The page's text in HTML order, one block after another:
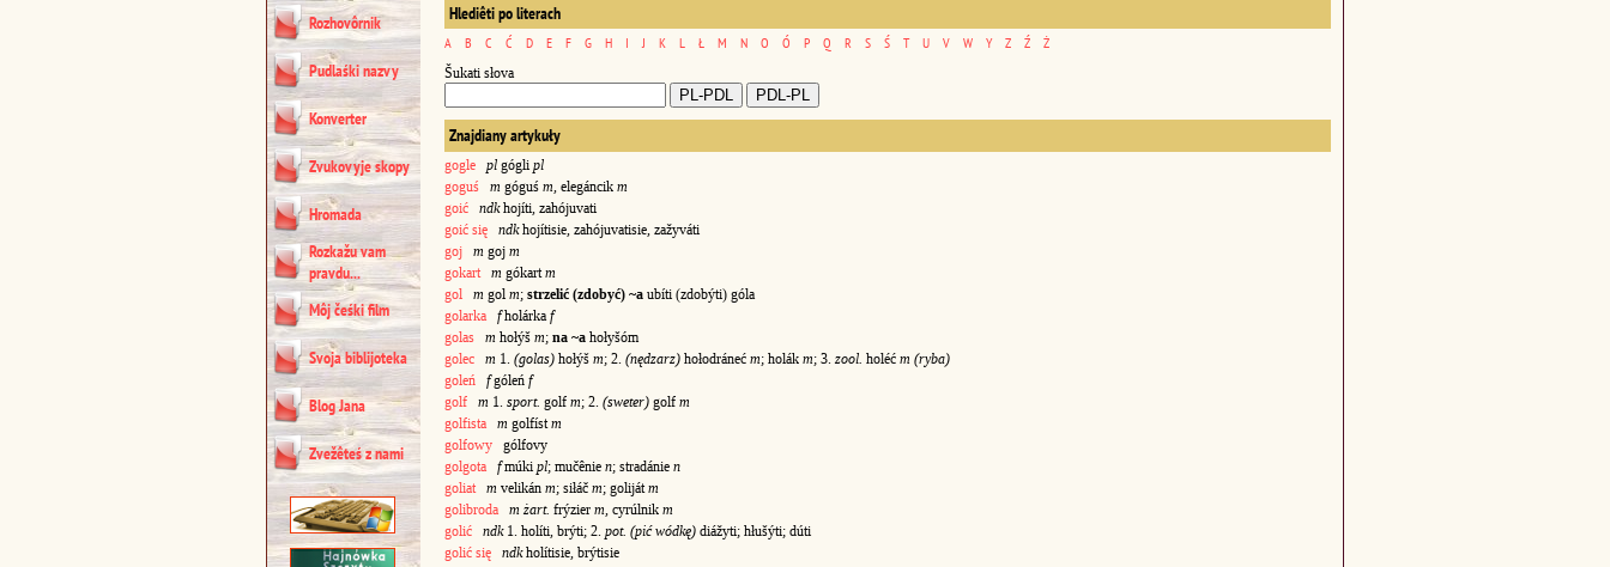
Rozhovôrnik
Pudlaśki nazvy
Konverter
Zvukovyje skopy
Hromada
Rozkažu vam
pravdu...
Môj čeśki film
Svoja biblijoteka
Blog Jana
Zvežêteś z nami
Hlediêti po literach
A B C Ć D E F G H I J K L Ł M N O Ó P Q R S Ś T U V W Y Z Ź Ż
Šukati słova
Znajdiany artykuły
gogle pl gógli pl
goguś
m góguś m , elegáncik m
goić
ndkhojíti, zahójuvati
goić się
ndkhojítisie, zahójuvatisie, zažyváti
goj
m goj m
gokart
m gókart m
gol
m gol m; strzelić (zdobyć) ~a ubíti (zdobýti) góla
golarka
fholárka f
golas
m hołýš m; na ~a hołyšóm
golec
m 1. (golas) hołýš m; 2. (nędzarz) hołodráneć m; holák m; 3. zool. holéć m (ryba)
goleń
fgóleń f
golf
m 1. sport. golf m; 2. (sweter) golf m
golfista
m golfíst m
golfowy gólfovy
golgota
fmúki pl; mučênie n; stradánie n
goliat
m velikán m; siłáč m; goliját m
golibroda
m żart. frýzier m , cyrúlnik m
golić
ndk1. holíti, brýti; 2. pot. (pić wódkę) diážyti; hłušýti; dúti
golić się
ndkholítisie, brýtisie